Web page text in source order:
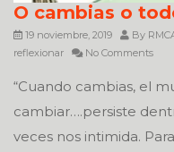
O cambias o
19 noviembre, 2019 By
reflexionar
No Comments
“Cuando cambias, el
cambiar….persiste
veces nos intimida.